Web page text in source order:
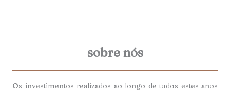
sobre nós
Os investimentos realizados ao longo de todos estes anos